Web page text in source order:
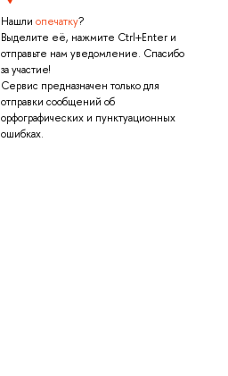
Нашли опечатку?
Выделите её, нажмите Ctrl+Enter и
отправьте нам уведомление. Спасибо
за участие!
Сервис предназначен только для
отправки сообщений об
орфографических и пунктуационных
ошибках.